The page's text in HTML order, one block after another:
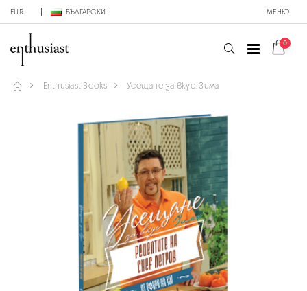
EUR БЪЛГАРСКИ МЕНЮ
0
Enthusiast Books Усещане за вкус. Зима